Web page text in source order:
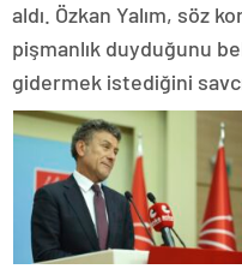
aldı. Özkan Yalım, söz
pişmanlık duyduğunu
gidermek istediğini